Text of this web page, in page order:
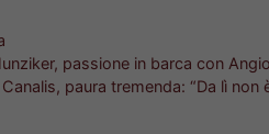
passione in barca con
paura tremenda: “Da lì non